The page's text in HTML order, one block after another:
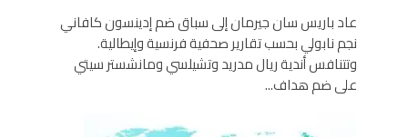
عاد باريس سان جيرمان إلى سباق ضم إدينسون كافاني
نجم نابولي بحسب تقارير صحفية فرنسية وإيطالية.
وتتنافس أندية ريال مدريد وتشيلسي ومانشستر سيتي
على ضم هداف...